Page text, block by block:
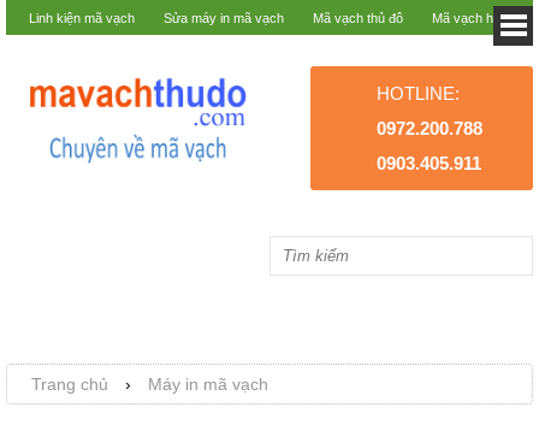
Linh kiện mã vạch Sửa máy in mã vạch Mã vạch thủ đô Mã vạch hà nội
HOTLINE:
0972.200.788
0903.405.911
Trang chủ › Máy in mã vạch